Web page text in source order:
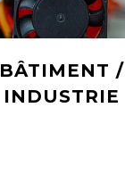
BÂTIMENT /
INDUSTRIE